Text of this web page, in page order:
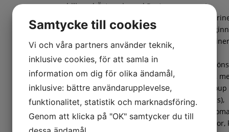
chili med Örtmarinerad Pasta
Penne örtmarinerad(Pasta (DURUMVETE,
vatten), marinad (vatten, rapsolja, salt,
vitvinsvinäger, äppeljuice, krydda
samt
frukt/
ananas,
honungs),
vindruvor,
Samtycke till cookies
Vi och våra partners använder teknik,
inklusive cookies, för att samla in
information om dig för olika ändamål,
inklusive: bättre användarupplevelse,
funktionalitet, statistik och marknadsföring.
Genom att klicka på "OK" samtycker du till